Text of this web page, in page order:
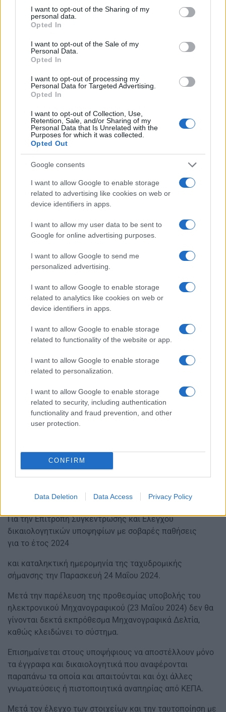
not limited to your visit or usage behaviour. You may click to
grant or deny consent to Google and its third-party tags to
use your data for below specified purposes in below Google
consent section.
I want to opt-out of the Sharing of my
personal data.
Opted In
I want to opt-out of the Sale of my
Personal Data.
Opted In
I want to opt-out of processing my
Personal Data for Targeted Advertising.
Opted In
I want to opt-out of Collection, Use,
Retention, Sale, and/or Sharing of my
Personal Data that Is Unrelated with the
Purposes for which it was collected.
Opted Out
Google consents
I want to allow Google to enable storage
related to advertising like cookies on web or
device identifiers in apps.
I want to allow my user data to be sent to
Google for online advertising purposes.
I want to allow Google to send me
personalized advertising.
I want to allow Google to enable storage
related to analytics like cookies on web or
device identifiers in apps.
I want to allow Google to enable storage
related to functionality of the website or app.
I want to allow Google to enable storage
related to personalization.
I want to allow Google to enable storage
related to security, including authentication
functionality and fraud prevention, and other
user protection.
CONFIRM
Data Deletion Data Access Privacy Policy
της υπογεγραμμένης Υπεύθυνης Δήλωσης για το
προσωπικό του αρχείο.
Μηχανογραφικό Δελτίο σε όλες τις σελίδες).
ημερομηνία ταχυδρομικής σήμανσης) τα δύο (2)
ανωτέρω έγγραφα μαζί με:
ένα (1) φωτοαντίγραφο του τίτλου απόλυσης
Δευτεροβάθμιας Εκπαίδευσης (Μόνο για Απόφοιτους).
ένα (1) φωτοαντίγραφο του Πιστοποιητικού
διαπίστωσης της πάθησης, που έχει εκδοθεί από την
αρμόδια επταμελή Επιτροπή του νοσοκομείου ή
φωτοαντίγραφο Απόφασης του Κεντρικού Συμβουλίου
Υγείας (ΚΕΣΥ) (με ημερομηνία έκδοσης μετά τις 13
Νοεμβρίου 2017 σύμφωνα με την Φ.151/193255/Α5/9-11-
2017). Σύμφωνα με την Υ.Α. Φ.153/147462/Α5/28-11-
2022 (Β΄6069) δεν ισχύουν πλέον τα Πιστοποιητικά με
και οι κάτοχοί τους κλήθηκαν να υποβάλουν εκ νέου
σχετικό αίτημα σε Επταμελή Επιτροπή σύμφωνα με την
Φ.152/141455 /Α5/08-12-2023 εγκύκλιο, προκειμένου να
αποκτήσουν Πιστοποιητικό με νέο κωδικό.
ένα (1) φωτοαντίγραφο της αστυνομικής ταυτότητας ή
σε περίπτωση υποβολής του Μηχανογραφικού Δελτίου,
από νόμιμα εξουσιοδοτημένο εκπρόσωπο,
συνυποβάλλεται και η πρωτότυπη εξουσιοδότηση.
Η αποστολή θα πρέπει να γίνει Α Π Ο Κ Λ Ε Ι Σ Τ Ι Κ Α ΚΑΙ
Μ Ο Ν Ο με ΤΑΧΥΜΕΤΑΦΟΡΑ (COURIER ) προς το:
ΥΠΟΥΡΓΕΙΟ ΠΑΙΔΕΙΑΣ, ΘΡΗΣΚΕΥΜΑΤΩΝ ΚΑΙ
ΑΘΛΗΤΙΣΜΟΥ
ΤΜΗΜΑ Β΄ γρ. 0090,
Α. Παπανδρέου 37, Τ.Κ. 15122, Μαρούσι – Αθήνα, Ελλάδα
με την ένδειξη:
Για την Επιτροπή Συγκέντρωσης και Ελέγχου
δικαιολογητικών υποψηφίων με σοβαρές παθήσεις
για το έτος 2024
και καταληκτική ημερομηνία της ταχυδρομικής
σήμανσης την Παρασκευή 24 Μαΐου 2024.
Μετά την παρέλευση της προθεσμίας υποβολής του
ηλεκτρονικού Μηχανογραφικού (23 Μαΐου 2024) δεν θα
γίνονται δεκτά εκπρόθεσμα Μηχανογραφικά Δελτία,
καθώς κλειδώνει το σύστημα.
Επισημαίνεται στους υποψήφιους να αποστέλλουν μόνο
τα έγγραφα και δικαιολογητικά που αναφέρονται
παραπάνω τα οποία και απαιτούνται και όχι άλλες
γνωματεύσεις ή πιστοποιητικά αναπηρίας από ΚΕΠΑ.
Μετά τον έλεγχο των στοιχείων και την ταυτοποίηση με